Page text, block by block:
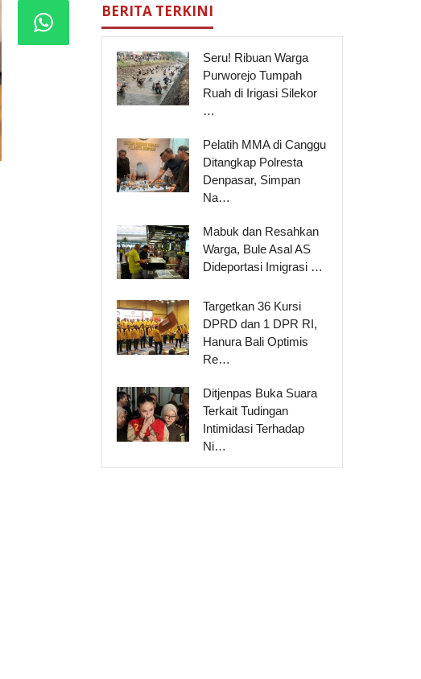
BERITA TERKINI
Seru! Ribuan Warga
Purworejo Tumpah
Ruah di Irigasi Silekor
…
Pelatih MMA di Canggu
Ditangkap Polresta
Denpasar, Simpan
Na…
Mabuk dan Resahkan
Warga, Bule Asal AS
Dideportasi Imigrasi …
Targetkan 36 Kursi
DPRD dan 1 DPR RI,
Hanura Bali Optimis
Re…
Ditjenpas Buka Suara
Terkait Tudingan
Intimidasi Terhadap
Ni…